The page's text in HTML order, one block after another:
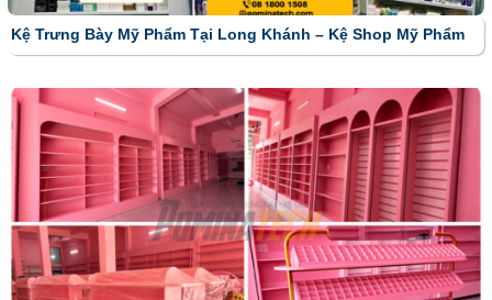
Kệ Trưng Bày Mỹ Phẩm Tại Long Khánh – Kệ Shop Mỹ Phẩm